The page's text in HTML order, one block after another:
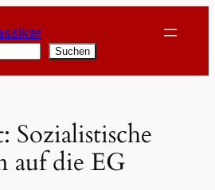
Suchen
Sozialistische
auf die EG